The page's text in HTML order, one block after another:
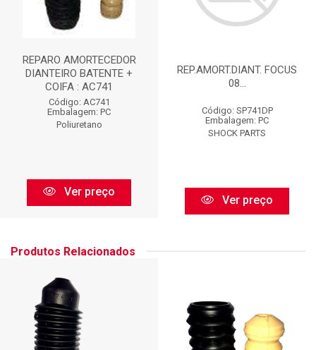
REPARO AMORTECEDOR
DIANTEIRO BATENTE +
COIFA : AC741
Código: AC741
Embalagem: PC
Poliuretano
Ver preço
REP.AMORT.DIANT. FOCUS
08...
Código: SP741DP
Embalagem: PC
SHOCK PARTS
Ver preço
Produtos Relacionados